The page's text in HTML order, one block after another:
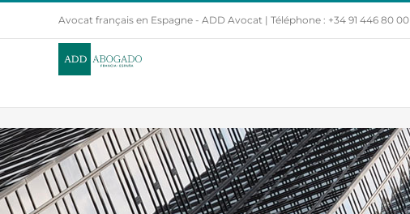
Saltar
contenido
Avocat français en Espagne - ADD Avocat | Téléphone : +34 91 446 80 00